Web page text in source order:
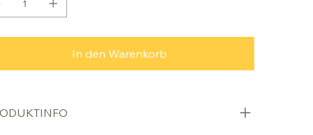
In den Warenkorb